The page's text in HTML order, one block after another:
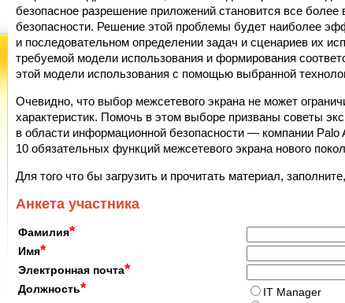
безопасное разрешение приложений становится все
безопасности. Решение этой проблемы будет наиболее
и последовательном определении задач и сценариев их
требуемой модели использования и формирования
этой модели использования с помощью выбранной
Очевидно, что выбор межсетевого экрана не может
характеристик. Помочь в этом выборе призваны советы
в области информационной безопасности — компании
10 обязательных функций межсетевого экрана нового
Для того что бы загрузить и прочитать материал,
Анкета участника
Фамилия*
Имя*
Электронная почта*
Должность*
IT Manager